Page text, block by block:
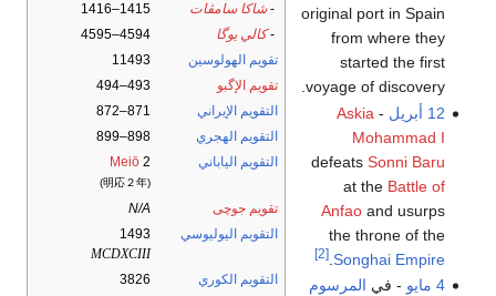
-شاكا سامڤات
1415–1416
-كالي يوگا
4594–4595
تقويم الهولوسين
11493
تقويم الإگبو
493–494
التقويم الإيراني
871–872
التقويم الهجري
898–899
التقويم الياباني
Meiō 2
(明応２年)
تقويم جوچى
N/A
التقويم اليوليوسي
1493
MCDXCIII
التقويم الكوري
3826
original port in Spain
from where they
started the first
voyage of discovery.
12 أبريل
-
Askia
Mohammad I
defeats Sonni Baru
at the Battle of
Anfaoand usurps
the throne of the
Songhai Empire
.
[2]
4 مايو - في المرسوم